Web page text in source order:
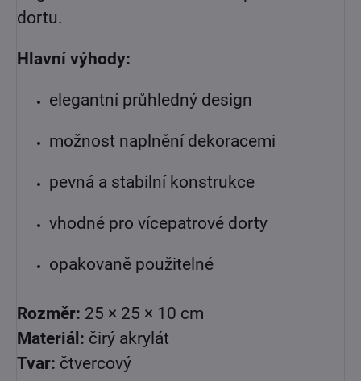
dortu.
Hlavní výhody:
elegantní průhledný design
možnost naplnění dekoracemi
pevná a stabilní konstrukce
vhodné pro vícepatrové dorty
opakovaně použitelné
Rozměr: 25 × 25 × 10 cm
Materiál: čirý akrylát
Tvar: čtvercový